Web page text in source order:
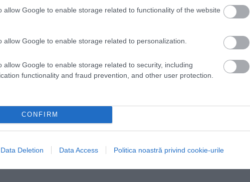
allow Google to enable storage related to functionality of the website
allow Google to enable storage related to personalization.
allow Google to enable storage related to security, including
functionality and fraud prevention, and other user protection.
CONFIRM
Data Deletion Data Access Politica noastră privind cookie-urile